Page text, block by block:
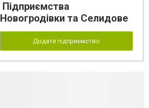
Підприємства
Новогродівки та Селидове
Додати підприємство